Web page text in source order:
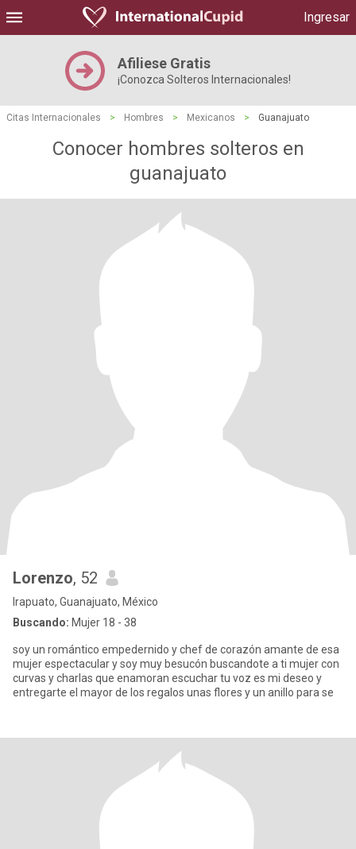
Ingresar
Afiliese Gratis
¡Conozca Solteros Internacionales!
Citas Internacionales > Hombres > Mexicanos > Guanajuato
Conocer hombres solteros en
guanajuato
Lorenzo, 52
Irapuato, Guanajuato, México
Buscando: Mujer 18 - 38
soy un romántico empedernido y chef de corazón amante de esa
mujer espectacular y soy muy besucón buscandote a ti mujer con
curvas y charlas que enamoran escuchar tu voz es mi deseo y
entregarte el mayor de los regalos unas flores y un anillo para se